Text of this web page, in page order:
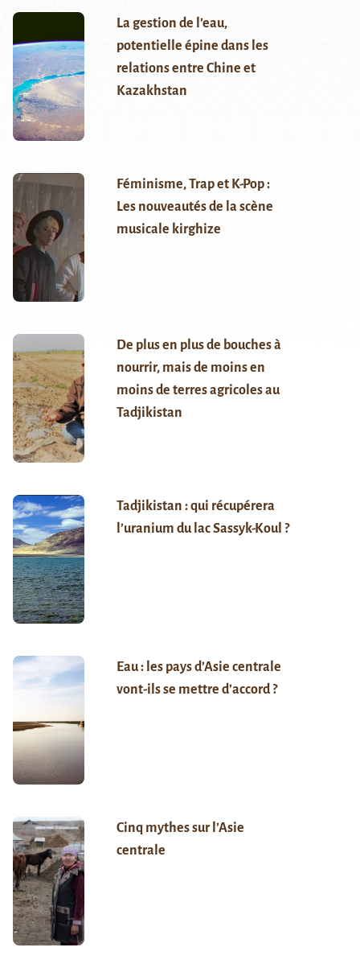
La gestion de l’eau,
potentielle épine dans les
relations entre Chine et
Kazakhstan
Féminisme, Trap et K-Pop :
Les nouveautés de la scène
musicale kirghize
De plus en plus de bouches à
nourrir, mais de moins en
moins de terres agricoles au
Tadjikistan
Tadjikistan : qui récupérera
l’uranium du lac Sassyk-Koul ?
Eau : les pays d’Asie centrale
vont-ils se mettre d’accord ?
Cinq mythes sur l’Asie
centrale